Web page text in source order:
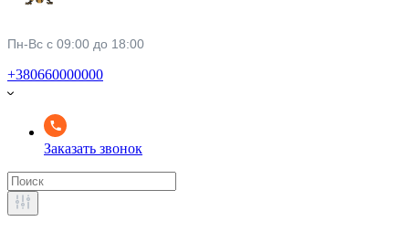
Пн-Вс с 09:00 до 18:00
+380660000000
Заказать звонок